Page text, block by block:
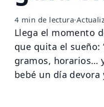
4 min de lectura·
Llega el momento
que quita el sueño:
gramos, horarios…
bebé un día